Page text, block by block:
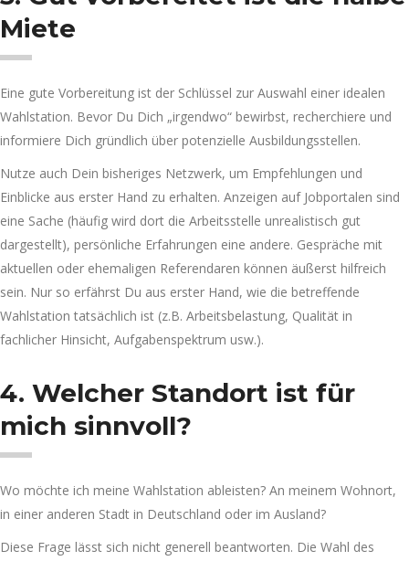
Miete
Eine gute Vorbereitung ist der Schlüssel zur Auswahl einer idealen
Wahlstation. Bevor Du Dich „irgendwo“ bewirbst, recherchiere und
informiere Dich gründlich über potenzielle Ausbildungsstellen.
Nutze auch Dein bisheriges Netzwerk, um Empfehlungen und
Einblicke aus erster Hand zu erhalten. Anzeigen auf Jobportalen sind
eine Sache (häufig wird dort die Arbeitsstelle unrealistisch gut
dargestellt), persönliche Erfahrungen eine andere. Gespräche mit
aktuellen oder ehemaligen Referendaren können äußerst hilfreich
sein. Nur so erfährst Du aus erster Hand, wie die betreffende
Wahlstation tatsächlich ist (z.B. Arbeitsbelastung, Qualität in
fachlicher Hinsicht, Aufgabenspektrum usw.).
4. Welcher Standort ist für
mich sinnvoll?
Wo möchte ich meine Wahlstation ableisten? An meinem Wohnort,
in einer anderen Stadt in Deutschland oder im Ausland?
Diese Frage lässt sich nicht generell beantworten. Die Wahl des